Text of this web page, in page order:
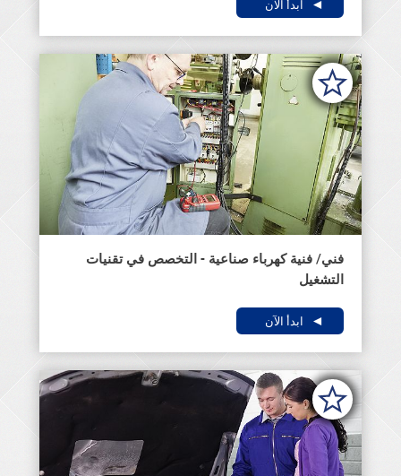
ابدأ الآن
فني/ فنية كهرباء صناعية - التخصص في تقنيات
التشغيل
ابدأ الآن